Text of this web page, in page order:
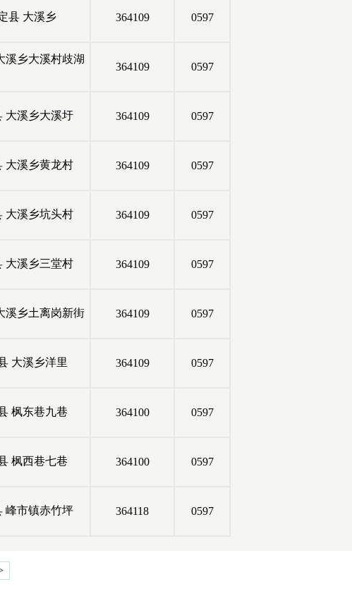
县 大溪乡 364109 0597
溪乡大溪村歧湖
364109 0597
大溪乡大溪圩 364109 0597
大溪乡黄龙村 364109 0597
大溪乡坑头村 364109 0597
大溪乡三堂村 364109 0597
溪乡土离岗新街 364109 0597
大溪乡洋里 364109 0597
枫东巷九巷 364100 0597
枫西巷七巷 364100 0597
峰市镇赤竹坪 364118 0597